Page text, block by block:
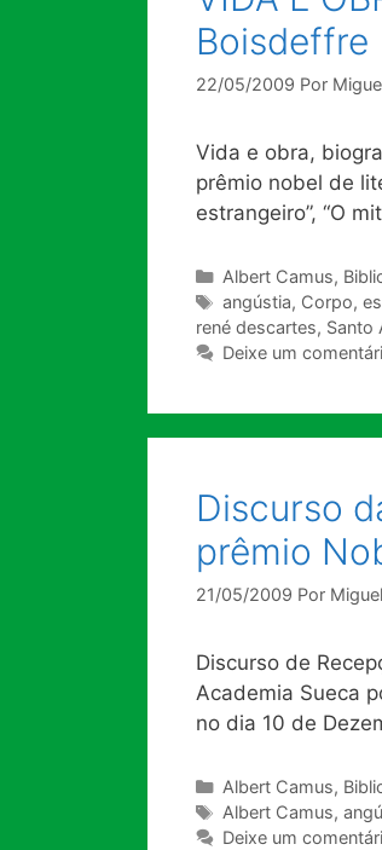
Boisdeffre
22/05/2009 Por
Vida e obra,
prêmio nobel de
estrangeiro”, “O
Categorias
Albert Camus,
Tags
angústia, Corpo,
rené descartes, Santo
Deixe um
Discurso
prêmio
21/05/2009 Por
Discurso de
Academia Sueca
no dia 10 de
Categorias
Albert Camus,
Tags
Albert Camus,
Deixe um